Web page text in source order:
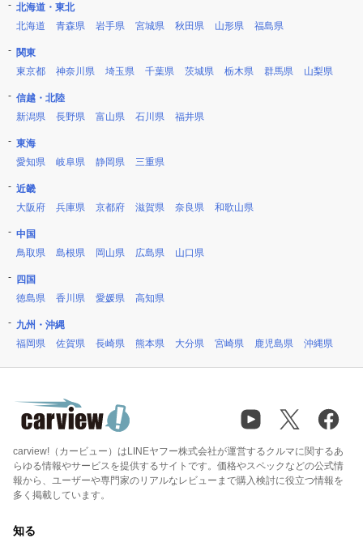
北海道・東北
北海道
青森県 岩手県 宮城県 秋田県 山形県 福島県
関東
東京都
神奈川県 埼玉県 千葉県 茨城県 栃木県 群馬県 山梨県
信越・北陸
新潟県
長野県 富山県 石川県 福井県
東海
愛知県
岐阜県 静岡県 三重県
近畿
大阪府
兵庫県 京都府 滋賀県 奈良県 和歌山県
中国
鳥取県
島根県 岡山県 広島県 山口県
四国
徳島県
香川県 愛媛県 高知県
九州・沖縄
福岡県
佐賀県 長崎県 熊本県 大分県 宮崎県 鹿児島県 沖縄県
carview!（カービュー）はLINEヤフー株式会社が運営するクルマに関するあ
らゆる情報やサービスを提供するサイトです。価格やスペックなどの公式情
報から、ユーザーや専門家のリアルなレビューまで購入検討に役立つ情報を
多く掲載しています。
知る